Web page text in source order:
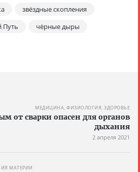
звёздные скопления
чёрные дыры
МЕДИЦИНА, ФИЗИОЛОГИЯ, ЗДОРОВЬЕ
от сварки опасен для органов
дыхания
2 апреля 2021
МАТЕРИИ